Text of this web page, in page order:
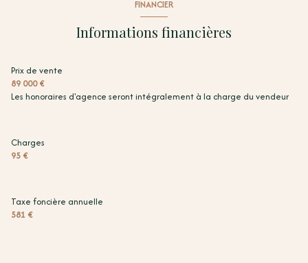
FINANCIER
Informations financières
Prix de vente
89 000 €
Les honoraires d'agence seront intégralement à la charge du vendeur
Charges
95 €
Taxe foncière annuelle
581 €